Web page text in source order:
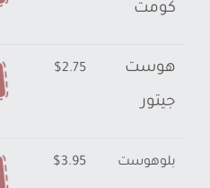
كومت
هوست
جيتور
$2.75
بلوهوست $3.95